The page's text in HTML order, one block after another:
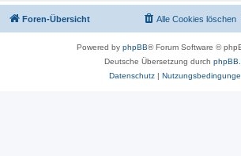
Foren-Übersicht Alle Cookies löschen
Powered by phpBB® Forum Software ©
Deutsche Übersetzung durch
Datenschutz|